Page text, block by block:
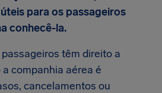
para os passageiros
conhecê-la.
têm direito a
companhia aérea é
cancelamentos ou